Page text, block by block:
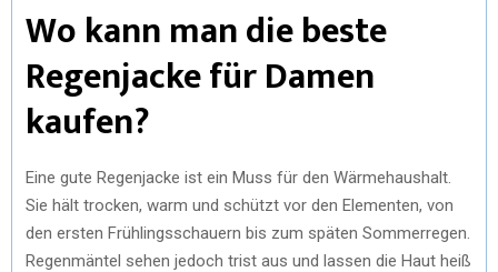
Wo kann man die beste
Regenjacke für Damen
kaufen?
Eine gute Regenjacke ist ein Muss für den Wärmehaushalt.
Sie hält trocken, warm und schützt vor den Elementen, von
den ersten Frühlingsschauern bis zum späten Sommerregen.
Regenmäntel sehen jedoch trist aus und lassen die Haut heiß